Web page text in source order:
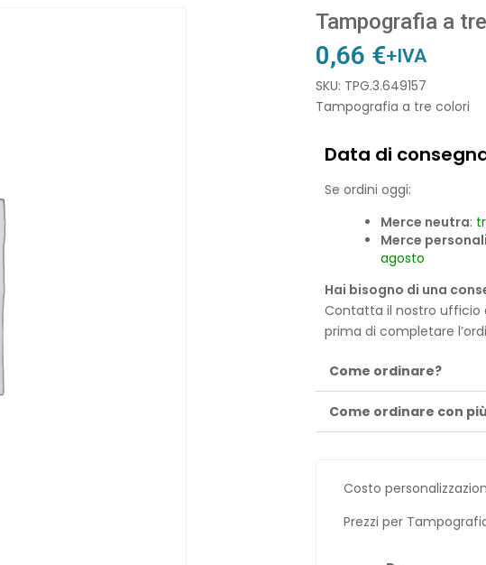
Tampografia a
0,66 €+IVA
SKU: TPG.3.649157
Tampografia a tre colori
Data di
Se ordini oggi:
Merce neutra:
Merce
agosto
Hai bisogno di una
Contatta il nostro ufficio
prima di completare
Come ordinare?
Come ordinare con
Costo
Prezzi per